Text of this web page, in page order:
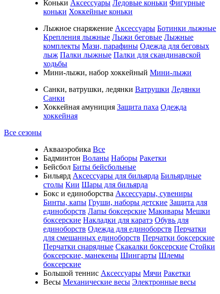
Коньки Аксессуары Ледовые коньки Фигурные
коньки Хоккейные коньки
Лыжное снаряжение Аксессуары Ботинки лыжные
Крепления лыжные Лыжи беговые Лыжные
комплекты Мази, парафины Одежда для беговых
лыж Палки лыжные Палки для скандинавской
ходьбы
Мини-лыжи, набор хоккейный Мини-лыжи
Санки, ватрушки, ледянки Ватрушки Ледянки
Санки
Хоккейная амуниция Защита паха Одежда
хоккейная
Все сезоны
Аквааэробика Все
Бадминтон Воланы Наборы Ракетки
Бейсбол Биты бейсбольные
Бильярд Аксессуары для бильярда Бильярдные
столы Кии Шары для бильярда
Бокс и единоборства Аксессуары, сувениры
Бинты, капы Груши, наборы детские Защита для
единоборств Лапы боксерские Макивары Мешки
боксерские Накладки для каратэ Обувь для
единоборств Одежда для единоборств Перчатки
для смешанных единоборств Перчатки боксерские
Перчатки снарядные Скакалки боксерские Стойки
боксерские, манекены Шингарты Шлемы
боксерские
Большой теннис Аксессуары Мячи Ракетки
Весы Механические весы Электронные весы